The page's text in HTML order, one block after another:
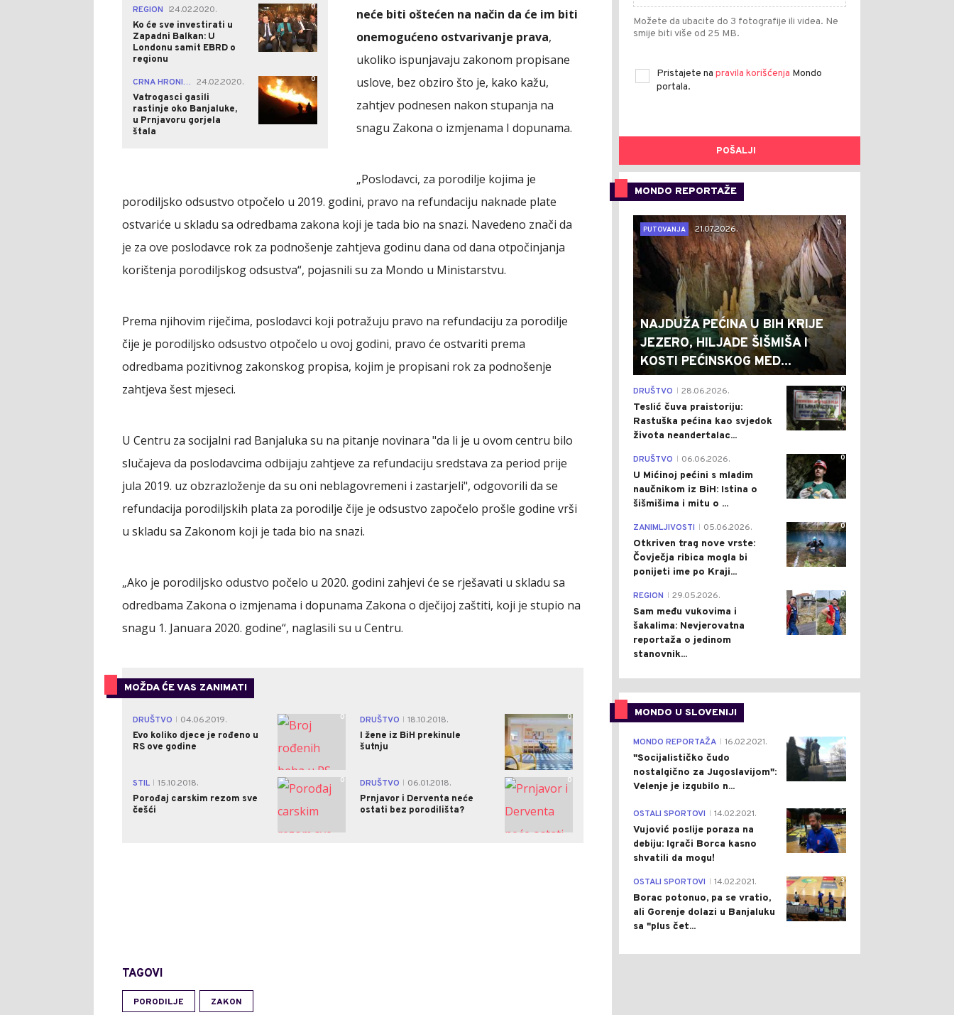
REGION
24.02.2020.
Ko će sve investirati u
Zapadni Balkan: U
Londonu samit EBRD o
regionu
0
CRNA HRONIKA |
24.02.2020.
Vatrogasci gasili
rastinje oko Banjaluke,
u Prnjavoru gorjela
štala
0
neće biti oštećen na način da će im biti
onemogućeno ostvarivanje prava,
ukoliko ispunjavaju zakonom propisane
uslove, bez obziro što je, kako kažu,
zahtjev podnesen nakon stupanja na
snagu Zakona o izmjenama I dopunama.
„Poslodavci, za porodilje kojima je
porodiljsko odsustvo otpočelo u 2019. godini, pravo na refundaciju naknade plate
ostvariće u skladu sa odredbama zakona koji je tada bio na snazi. Navedeno znači da
je za ove poslodavce rok za podnošenje zahtjeva godinu dana od dana otpočinjanja
korištenja porodiljskog odsustva“, pojasnili su za Mondo u Ministarstvu.
Prema njihovim riječima, poslodavci koji potražuju pravo na refundaciju za porodilje
čije je porodiljsko odsustvo otpočelo u ovoj godini, pravo će ostvariti prema
odredbama pozitivnog zakonskog propisa, kojim je propisani rok za podnošenje
zahtjeva šest mjeseci.
U Centru za socijalni rad Banjaluka su na pitanje novinara "da li je u ovom centru bilo
slučajeva da poslodavcima odbijaju zahtjeve za refundaciju sredstava za period prije
jula 2019. uz obzrazloženje da su oni neblagovremeni i zastarjeli", odgovorili da se
refundacija porodiljskih plata za porodilje čije je odsustvo započelo prošle godine vrši
u skladu sa Zakonom koji je tada bio na snazi.
„Ako je porodiljsko odustvo počelo u 2020. godini zahjevi će se rješavati u skladu sa
odredbama Zakona o izmjenama i dopunama Zakona o dječijoj zaštiti, koji je stupio na
snagu 1. Januara 2020. godine“, naglasili su u Centru.
MOŽDA ĆE VAS ZANIMATI
DRUŠTVO
04.06.2019.
Evo koliko djece je rođeno u
RS ove godine
0 DRUŠTVO
18.10.2018.
I žene iz BiH prekinule
šutnju
0
STIL
15.10.2018.
Porođaj carskim rezom sve
češći
0 DRUŠTVO
06.01.2018.
Prnjavor i Derventa neće
ostati bez porodilišta?
0
TAGOVI
PORODILJE ZAKON
Možete da ubacite do 3 fotografije ili videa. Ne
smije biti više od 25 MB.
Pristajete na pravila korišćenja Mondo
portala.
POŠALJI
MONDO REPORTAŽE
0
PUTOVANJA
21.07.2026.
NAJDUŽA PEĆINA U BIH KRIJE
JEZERO, HILJADE ŠIŠMIŠA I
KOSTI PEĆINSKOG MED...
0
DRUŠTVO 28.06.2026.
Teslić čuva praistoriju:
Rastuška pećina kao svjedok
života neandertalac...
0
DRUŠTVO 06.06.2026.
U Mićinoj pećini s mladim
naučnikom iz BiH: Istina o
šišmišima i mitu o ...
0
ZANIMLJIVOSTI 05.06.2026.
Otkriven trag nove vrste:
Čovječja ribica mogla bi
ponijeti ime po Kraji...
0
REGION 29.05.2026.
Sam među vukovima i
šakalima: Nevjerovatna
reportaža o jedinom
stanovnik...
MONDO U SLOVENIJI
4
MONDO REPORTAŽA 16.02.2021.
"Socijalističko čudo
nostalgično za Jugoslavijom":
Velenje je izgubilo n...
1
OSTALI SPORTOVI 14.02.2021.
Vujović poslije poraza na
debiju: Igrači Borca kasno
shvatili da mogu!
3
OSTALI SPORTOVI 14.02.2021.
Borac potonuo, pa se vratio,
ali Gorenje dolazi u Banjaluku
sa "plus čet...